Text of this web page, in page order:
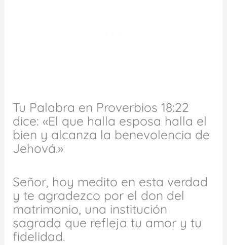
Tu Palabra en Proverbios 18:22
dice: «El que halla esposa halla el
bien y alcanza la benevolencia de
Jehová.»
Señor, hoy medito en esta verdad
y te agradezco por el don del
matrimonio, una institución
sagrada que refleja tu amor y tu
fidelidad.